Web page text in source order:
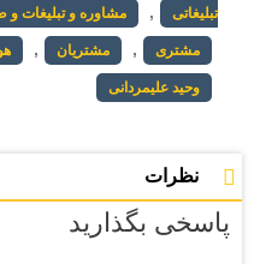
تبلیغاتی , مشاوره و تبلیغات و
مشتری , مشتریان ,
وحید علیمردانی
نظرات
پاسخی بگذارید